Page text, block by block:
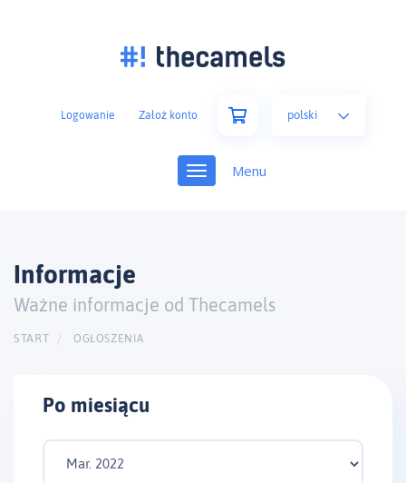
polski
Logowanie Założ konto
Toggle
navigation
Informacje
Ważne informacje od Thecamels
START OGŁOSZENIA
Po miesiącu